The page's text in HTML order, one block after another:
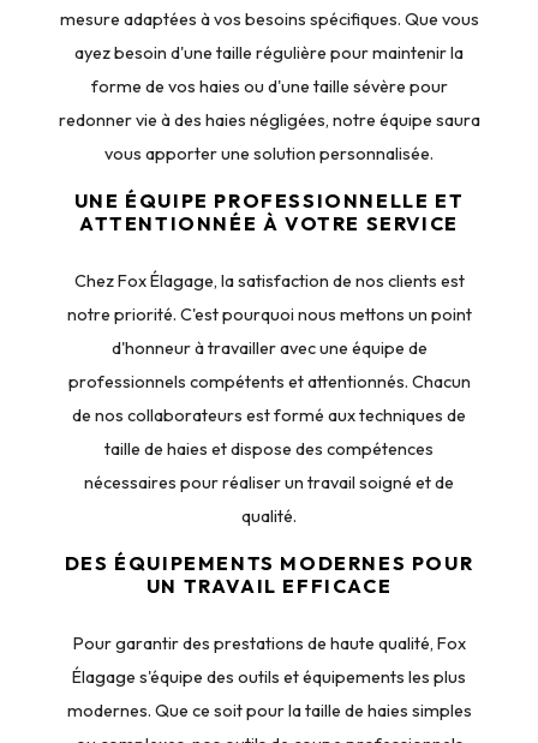
mesure adaptées à vos besoins spécifiques. Que vous
ayez besoin d'une taille régulière pour maintenir la
forme de vos haies ou d'une taille sévère pour
redonner vie à des haies négligées, notre équipe saura
vous apporter une solution personnalisée.
UNE ÉQUIPE PROFESSIONNELLE ET
ATTENTIONNÉE À VOTRE SERVICE
Chez Fox Élagage, la satisfaction de nos clients est
notre priorité. C'est pourquoi nous mettons un point
d'honneur à travailler avec une équipe de
professionnels compétents et attentionnés. Chacun
de nos collaborateurs est formé aux techniques de
taille de haies et dispose des compétences
nécessaires pour réaliser un travail soigné et de
qualité.
DES ÉQUIPEMENTS MODERNES POUR
UN TRAVAIL EFFICACE
Pour garantir des prestations de haute qualité, Fox
Élagage s'équipe des outils et équipements les plus
modernes. Que ce soit pour la taille de haies simples